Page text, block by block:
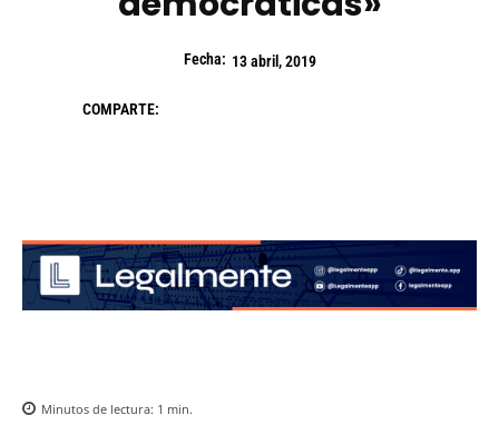
Fecha: 13 abril, 2019
COMPARTE:
Minutos de lectura: 1 min.